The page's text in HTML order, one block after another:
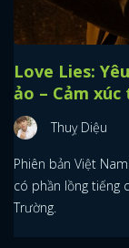
Love Lies:
ảo – Cảm
Thuỵ Diệu
Phiên bản Việt
có phần lồng tiếng
Trường.